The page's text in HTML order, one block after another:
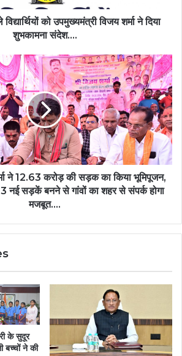
को उपमुख्यमंत्री विजय शर्मा ने दिया
शुभकामना संदेश….
ने 12.63 करोड़ की सड़क का किया भूमिपूजन,
नई सड़कें बनने से गांवों का शहर से संपर्क होगा
मजबूत….
के सुदूर
बच्चों ने की